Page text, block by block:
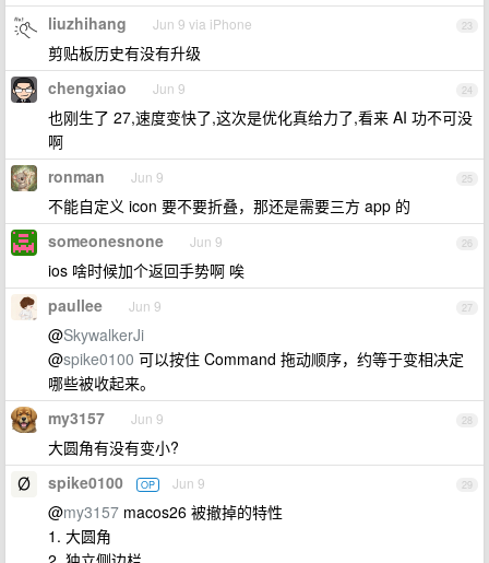
23
liuzhihang Jun 9 via iPhone
剪贴板历史有没有升级
24
chengxiao Jun 9
也刚生了 27,速度变快了,这次是优化真给力了,看来 AI 功不可没
啊
25
ronman Jun 9
不能自定义 icon 要不要折叠，那还是需要三方 app 的
26
someonesnone Jun 9
ios 啥时候加个返回手势啊 唉
27
paullee Jun 9
@SkywalkerJi
@spike0100 可以按住 Command 拖动顺序，约等于变相决定
哪些被收起来。
28
my3157 Jun 9
大圆角有没有变小?
29
spike0100 OP Jun 9
@my3157 macos26 被撤掉的特性
1. 大圆角